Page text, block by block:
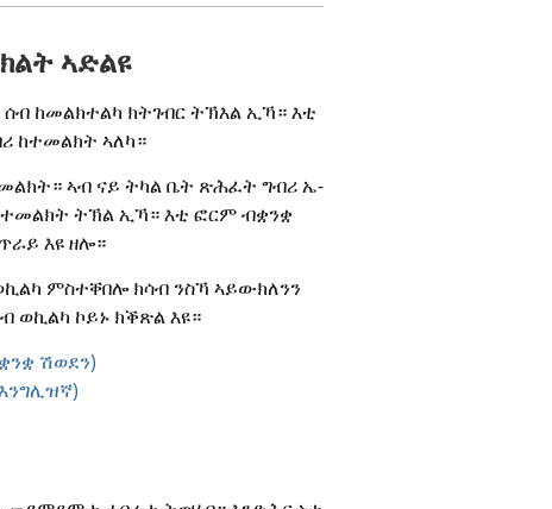
ኣድልዩ
ከመልክተልካ ክትገብር ትኽእል ኢኻ። እቲ
ከተመልክት ኣለካ።
ኣብ ናይ ትካል ቤት ጽሕፈት ግብሪ ኤ-
ትኽል ኢኻ። እቲ ፎርም ብቋንቋ
እዩ ዘሎ።
ምስተቐበሎ ክሳብ ንስኻ ኣይውክለንን
ወኪልካ ኮይኑ ክቕጽል እዩ።
ሽወደን)